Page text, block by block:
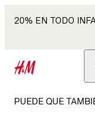
20% EN TODO
PUEDE QUE